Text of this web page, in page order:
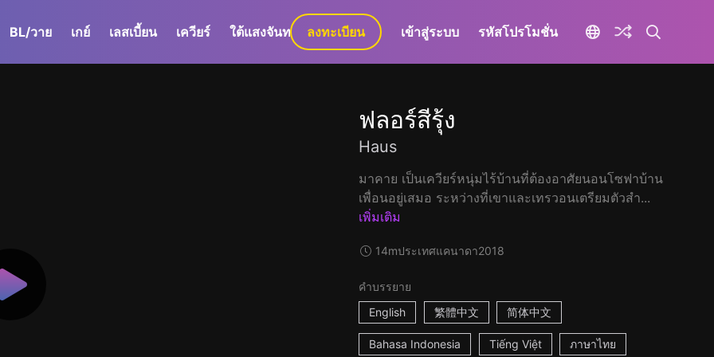
BL/วาย เกย์ เลสเบี้ยน เควียร์ ใต้แสงจันทร์ GaLa+
ลงทะเบียน เข้าสู่ระบบ รหัสโปรโมชั่น
ฟลอร์สีรุ้ง
Haus
มาคาย เป็นเควียร์หนุ่มไร้บ้านที่ต้องอาศัยนอนโซฟาบ้าน
เพื่อนอยู่เสมอ ระหว่างที่เขาและเทรวอนเตรียมตัวสำ...
เพิ่มเติม
14mประเทศแคนาดา2018
คำบรรยาย
English
繁體中文 简体中文
Bahasa Indonesia Tiếng Việt ภาษาไทย